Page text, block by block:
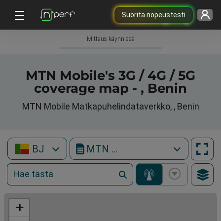
Suorita nopeustesti
Mittaus käynnissä
MTN Mobile's 3G / 4G / 5G
coverage map - , Benin
MTN Mobile Matkapuhelindataverkko, , Benin
BJ MTN Mobile
+